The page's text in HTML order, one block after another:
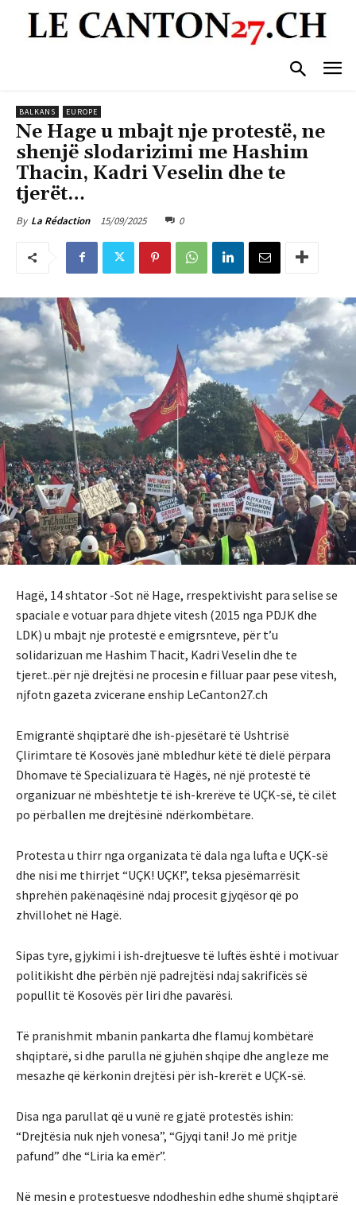
BALKANS EUROPE
Ne Hage u mbajt nje protestë, ne
shenjë slodarizimi me Hashim
Thacin, Kadri Veselin dhe te
tjerët…
By La Rédaction 15/09/2025 0
Hagë, 14 shtator -Sot në Hage, rrespektivisht para selise se
spaciale e votuar para dhjete vitesh (2015 nga PDJK dhe
LDK) u mbajt nje protestë e emigrsnteve, për t’u
solidarizuan me Hashim Thacit, Kadri Veselin dhe te
tjeret..për një drejtësi ne procesin e filluar paar pese vitesh,
njfotn gazeta zvicerane enship LeCanton27.ch
Emigrantë shqiptarë dhe ish-pjesëtarë të Ushtrisë
Çlirimtare të Kosovës janë mbledhur këtë të dielë përpara
Dhomave të Specializuara të Hagës, në një protestë të
organizuar në mbështetje të ish-krerëve të UÇK-së, të cilët
po përballen me drejtësinë ndërkombëtare.
Protesta u thirr nga organizata të dala nga lufta e UÇK-së
dhe nisi me thirrjet “UÇK! UÇK!”, teksa pjesëmarrësit
shprehën pakënaqësinë ndaj procesit gjyqësor që po
zhvillohet në Hagë.
Sipas tyre, gjykimi i ish-drejtuesve të luftës është i motivuar
politikisht dhe përbën një padrejtësi ndaj sakrificës së
popullit të Kosovës për liri dhe pavarësi.
Të pranishmit mbanin pankarta dhe flamuj kombëtarë
shqiptarë, si dhe parulla në gjuhën shqipe dhe angleze me
mesazhe që kërkonin drejtësi për ish-krerët e UÇK-së.
Disa nga parullat që u vunë re gjatë protestës ishin:
“Drejtësia nuk njeh vonesa”, “Gjyqi tani! Jo më pritje
pafund” dhe “Liria ka emër”.
Në mesin e protestuesve ndodheshin edhe shumë shqiptarë